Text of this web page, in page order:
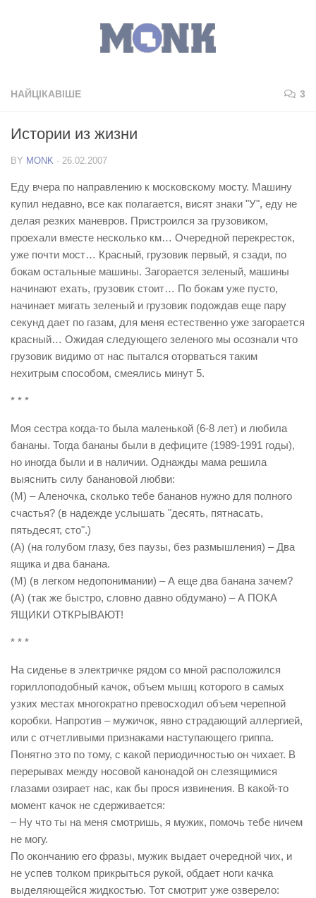
НАЙЦІКАВІШЕ 3
Истории из жизни
BY MONK · 26.02.2007
Еду вчера по направлению к московскому мосту. Машину
купил недавно, все как полагается, висят знаки "У", еду не
делая резких маневров. Пристроился за грузовиком,
проехали вместе несколько км… Очередной перекресток,
уже почти мост… Красный, грузовик первый, я сзади, по
бокам остальные машины. Загорается зеленый, машины
начинают ехать, грузовик стоит… По бокам уже пусто,
начинает мигать зеленый и грузовик подождав еще пару
секунд дает по газам, для меня естественно уже загорается
красный… Ожидая следующего зеленого мы осознали что
грузовик видимо от нас пытался оторваться таким
нехитрым способом, смеялись минут 5.
* * *
Моя сестра когда-то была маленькой (6-8 лет) и любила
бананы. Тогда бананы были в дефиците (1989-1991 годы),
но иногда были и в наличии. Однажды мама решила
выяснить силу банановой любви:
(М) – Аленочка, сколько тебе бананов нужно для полного
счастья? (в надежде услышать "десять, пятнасать,
пятьдесят, сто".)
(А) (на голубом глазу, без паузы, без размышления) – Два
ящика и два банана.
(М) (в легком недопонимании) – А еще два банана зачем?
(А) (так же быстро, словно давно обдумано) – А ПОКА
ЯЩИКИ ОТКРЫВАЮТ!
* * *
На сиденье в электричке рядом со мной расположился
гориллоподобный качок, объем мышц которого в самых
узких местах многократно превосходил объем черепной
коробки. Напротив – мужичок, явно страдающий аллергией,
или с отчетливыми признаками наступающего гриппа.
Понятно это по тому, с какой периодичностью он чихает. В
перерывах между носовой канонадой он слезящимися
глазами озирает нас, как бы прося извинения. В какой-то
момент качок не сдерживается:
– Ну что ты на меня смотришь, я мужик, помочь тебе ничем
не могу.
По окончанию его фразы, мужик выдает очередной чих, и
не успев толком прикрыться рукой, обдает ноги качка
выделяющейся жидкостью. Тот смотрит уже озверело: